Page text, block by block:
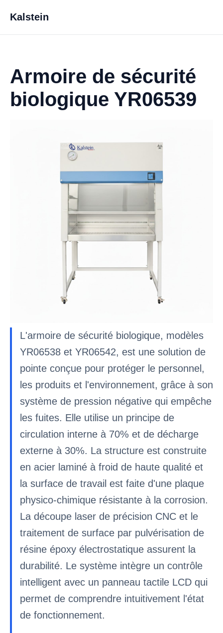
Kalstein
Armoire de sécurité
biologique YR06539
L'armoire de sécurité biologique, modèles
YR06538 et YR06542, est une solution de
pointe conçue pour protéger le personnel,
les produits et l'environnement, grâce à son
système de pression négative qui empêche
les fuites. Elle utilise un principe de
circulation interne à 70% et de décharge
externe à 30%. La structure est construite
en acier laminé à froid de haute qualité et
la surface de travail est faite d'une plaque
physico-chimique résistante à la corrosion.
La découpe laser de précision CNC et le
traitement de surface par pulvérisation de
résine époxy électrostatique assurent la
durabilité. Le système intègre un contrôle
intelligent avec un panneau tactile LCD qui
permet de comprendre intuitivement l'état
de fonctionnement.